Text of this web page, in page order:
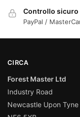
Controllo sicuro
PayPal /
CIRCA
Forest Master Ltd
Industry Road
Newcastle Upon Tyne